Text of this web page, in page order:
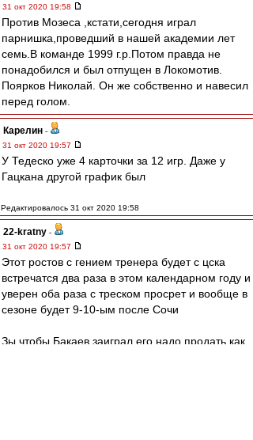
31 окт 2020 19:58
Против Мозеса ,кстати,сегодня играл
парнишка,проведший в нашей академии лет
семь.В команде 1999 г.р.Потом правда не
понадобился и был отпущен в Локомотив.
Поярков Николай. Он же собственно и навесил
перед голом.
Карелин -
31 окт 2020 19:57
У Тедеско уже 4 карточки за 12 игр. Даже у
Гацкана другой график был
Редактировалось 31 окт 2020 19:58
22-kratny -
31 окт 2020 19:57
Этот ростов с гением тренера будет с цска
встречатся два раза в этом календарном году и
уверен оба раза с треском просрет и вообще в
сезоне будет 9-10-ым после Сочи
Зы чтобы Бакаев заиграл его надо продать как